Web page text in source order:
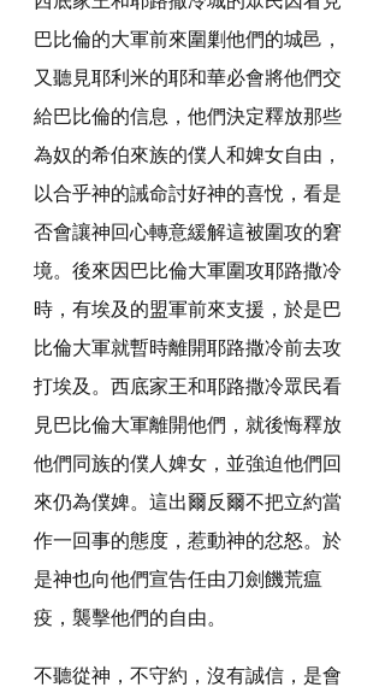
巴比倫的大軍前來圍剿他們的城邑，
又聽見耶利米的耶和華必會將他們交
給巴比倫的信息，他們決定釋放那些
為奴的希伯來族的僕人和婢女自由，
以合乎神的誡命討好神的喜悅，看是
否會讓神回心轉意緩解這被圍攻的窘
境。後來因巴比倫大軍圍攻耶路撒冷
時，有埃及的盟軍前來支援，於是巴
比倫大軍就暫時離開耶路撒冷前去攻
打埃及。西底家王和耶路撒冷眾民看
見巴比倫大軍離開他們，就後悔釋放
他們同族的僕人婢女，並強迫他們回
來仍為僕婢。這出爾反爾不把立約當
作一回事的態度，惹動神的忿怒。於
是神也向他們宣告任由刀劍饑荒瘟
疫，襲擊他們的自由。
不聽從神，不守約，沒有誠信，是會